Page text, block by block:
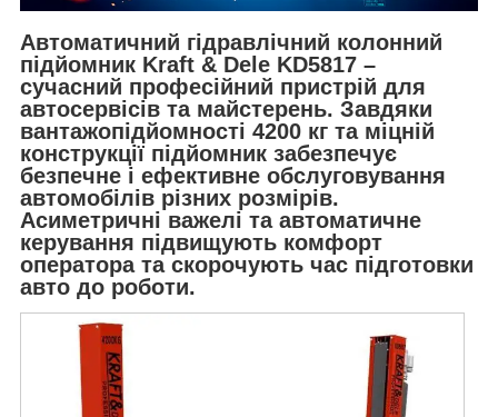
Автоматичний гідравлічний колонний
підйомник Kraft & Dele KD5817 –
сучасний професійний пристрій для
автосервісів та майстерень. Завдяки
вантажопідйомності 4200 кг та міцній
конструкції підйомник забезпечує
безпечне і ефективне обслуговування
автомобілів різних розмірів.
Асиметричні важелі та автоматичне
керування підвищують комфорт
оператора та скорочують час підготовки
авто до роботи.